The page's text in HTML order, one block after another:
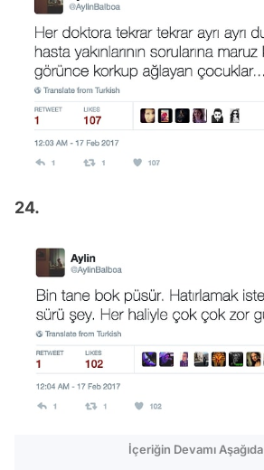
24.
İçeriğin Devamı Aşağıda